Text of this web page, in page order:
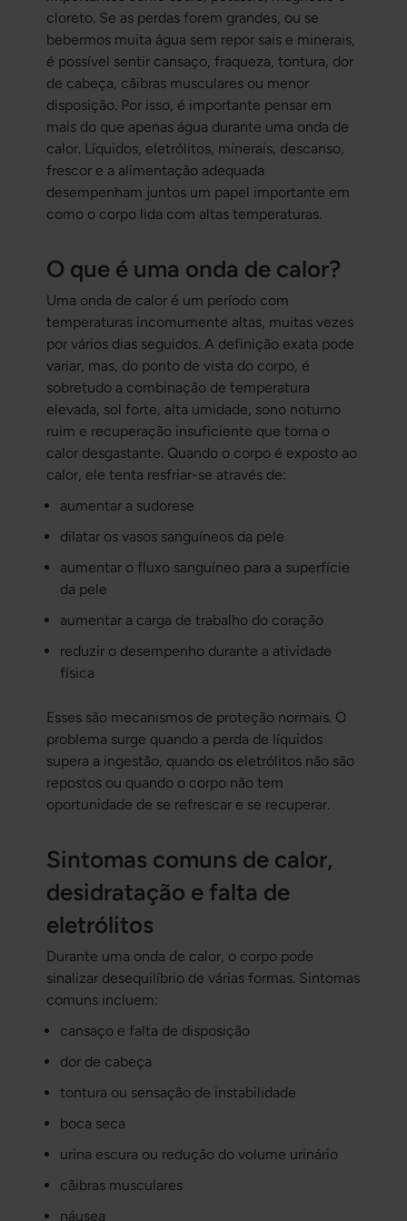
cloreto. Se as perdas forem grandes, ou se
bebermos muita água sem repor sais e minerais,
é possível sentir cansaço, fraqueza, tontura, dor
de cabeça, cãibras musculares ou menor
disposição. Por isso, é importante pensar em
mais do que apenas água durante uma onda de
calor. Líquidos, eletrólitos, minerais, descanso,
frescor e a alimentação adequada
desempenham juntos um papel importante em
como o corpo lida com altas temperaturas.
O que é uma onda de calor?
Uma onda de calor é um período com
temperaturas incomumente altas, muitas vezes
por vários dias seguidos. A definição exata pode
variar, mas, do ponto de vista do corpo, é
sobretudo a combinação de temperatura
elevada, sol forte, alta umidade, sono noturno
ruim e recuperação insuficiente que torna o
calor desgastante. Quando o corpo é exposto ao
calor, ele tenta resfriar-se através de:
aumentar a sudorese
dilatar os vasos sanguíneos da pele
aumentar o fluxo sanguíneo para a superfície
da pele
aumentar a carga de trabalho do coração
reduzir o desempenho durante a atividade
física
Esses são mecanismos de proteção normais. O
problema surge quando a perda de líquidos
supera a ingestão, quando os eletrólitos não são
repostos ou quando o corpo não tem
oportunidade de se refrescar e se recuperar.
Sintomas comuns de calor,
desidratação e falta de
eletrólitos
Durante uma onda de calor, o corpo pode
sinalizar desequilíbrio de várias formas. Sintomas
comuns incluem:
cansaço e falta de disposição
dor de cabeça
tontura ou sensação de instabilidade
boca seca
urina escura ou redução do volume urinário
cãibras musculares
náusea